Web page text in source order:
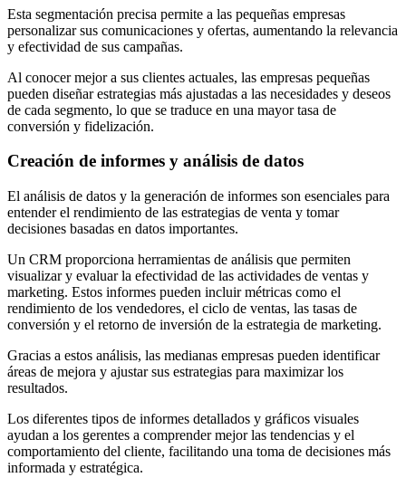
Esta segmentación precisa permite a las pequeñas empresas
personalizar sus comunicaciones y ofertas, aumentando la relevancia
y efectividad de sus campañas.
Al conocer mejor a sus clientes actuales, las empresas pequeñas
pueden diseñar estrategias más ajustadas a las necesidades y deseos
de cada segmento, lo que se traduce en una mayor tasa de
conversión y fidelización.
Creación de informes y análisis de datos
El análisis de datos y la generación de informes son esenciales para
entender el rendimiento de las estrategias de venta y tomar
decisiones basadas en datos importantes.
Un CRM proporciona herramientas de análisis que permiten
visualizar y evaluar la efectividad de las actividades de ventas y
marketing. Estos informes pueden incluir métricas como el
rendimiento de los vendedores, el ciclo de ventas, las tasas de
conversión y el retorno de inversión de la estrategia de marketing.
Gracias a estos análisis, las medianas empresas pueden identificar
áreas de mejora y ajustar sus estrategias para maximizar los
resultados.
Los diferentes tipos de informes detallados y gráficos visuales
ayudan a los gerentes a comprender mejor las tendencias y el
comportamiento del cliente, facilitando una toma de decisiones más
informada y estratégica.